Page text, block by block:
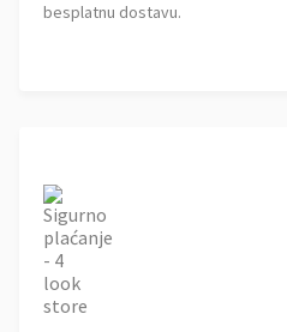
besplatnu dostavu.